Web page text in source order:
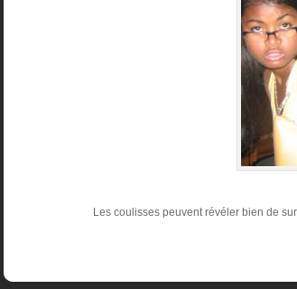
Les coulisses peuvent révéler bien de